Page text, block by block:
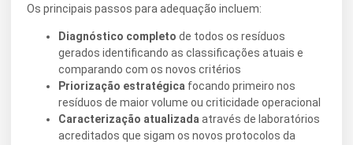
Os principais passos para adequação incluem:
Diagnóstico completo de todos os resíduos
gerados identificando as classificações atuais e
comparando com os novos critérios
Priorização estratégica focando primeiro nos
resíduos de maior volume ou criticidade operacional
Caracterização atualizadaatravés de laboratórios
acreditados que sigam os novos protocolos da